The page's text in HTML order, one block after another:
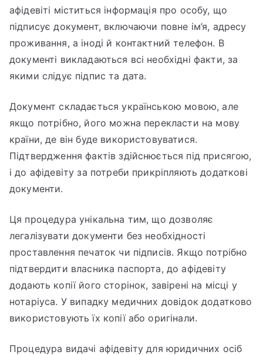
афідевіті міститься інформація про особу, що
підписує документ, включаючи повне ім’я, адресу
проживання, а іноді й контактний телефон. В
документі викладаються всі необхідні факти, за
якими слідує підпис та дата.
Документ складається українською мовою, але
якщо потрібно, його можна перекласти на мову
країни, де він буде використовуватися.
Підтвердження фактів здійснюється під присягою,
і до афідевіту за потреби прикріпляють додаткові
документи.
Ця процедура унікальна тим, що дозволяє
легалізувати документи без необхідності
проставлення печаток чи підписів. Якщо потрібно
підтвердити власника паспорта, до афідевіту
додають копії його сторінок, завірені на місці у
нотаріуса. У випадку медичних довідок додатково
використовують їх копії або оригінали.
Процедура видачі афідевіту для юридичних осіб